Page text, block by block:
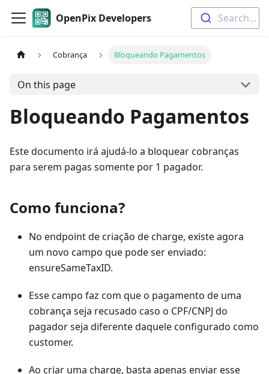
OpenPix Developers Search...
Cobrança Bloqueando Pagamentos
On this page
Bloqueando Pagamentos
Este documento irá ajudá-lo a bloquear cobranças
para serem pagas somente por 1 pagador.
Como funciona?
No endpoint de criação de charge, existe agora
um novo campo que pode ser enviado:
ensureSameTaxID.
Esse campo faz com que o pagamento de uma
cobrança seja recusado caso o CPF/CNPJ do
pagador seja diferente daquele configurado como
customer.
Ao criar uma charge, basta apenas enviar esse